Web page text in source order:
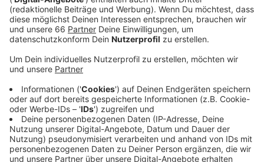
Anzeige
Im Kreuz Hilden können wir nicht von der A46 in
Richtung Wuppertal auf die A3 in Richtung Frankfurt
fahren. Dort wird an Fundamenten für neue Schilder
gearbeitet. Heute wird von 10 bis 13 Uhr gearbeitet;
am morgigen Freitag von 9 bis 12 Uhr - und von 22 Uhr
bis Montag (20. November 2023) 5 Uhr. Umleitungen
sind ausgeschildert. Auch am kommenden